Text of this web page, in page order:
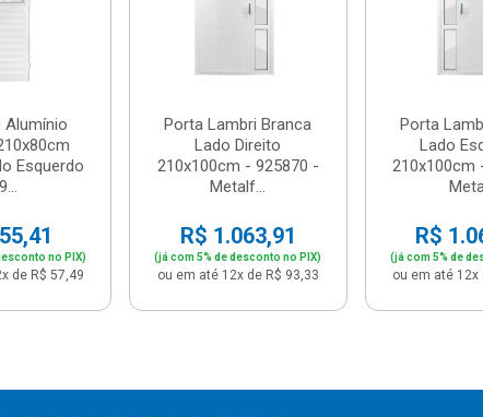
Alumínio
Esquerdo
no PIX)
de R$ 57,49
Porta Lambri Branca
Lado Direito
210x100cm - 925870 -
Metalf...
R$ 1.063,91
(já com 5% de desconto no PIX)
ou em até 12x de R$ 93,33
Porta
Lado
210x100cm
R$
(já com 5% de
ou em até 12x